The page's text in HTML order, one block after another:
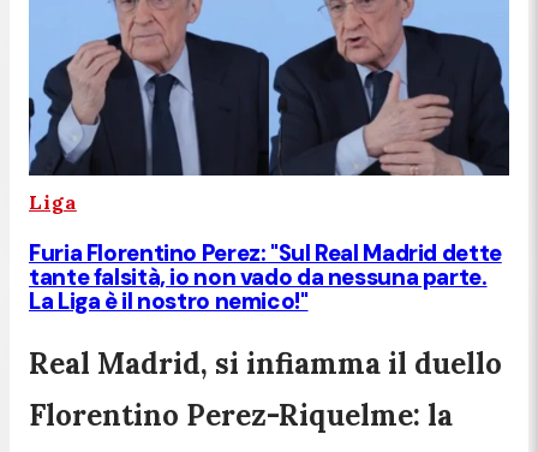
Liga
Furia Florentino Perez: "Sul Real Madrid dette
tante falsità, io non vado da nessuna parte.
La Liga è il nostro nemico!"
Real Madrid, si infiamma il duello
Florentino Perez-Riquelme: la